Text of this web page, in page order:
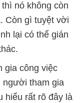
nó không còn
Còn gì tuyệt vời
lại có thể gián
gia công việc
người tham gia
hiểu rất rõ đây là